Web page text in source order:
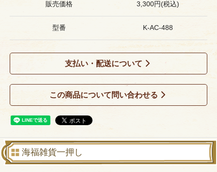
販売価格 3,300円(税込)
型番 K-AC-488
支払い・配送について
この商品について問い合わせる
海福雑貨一押し